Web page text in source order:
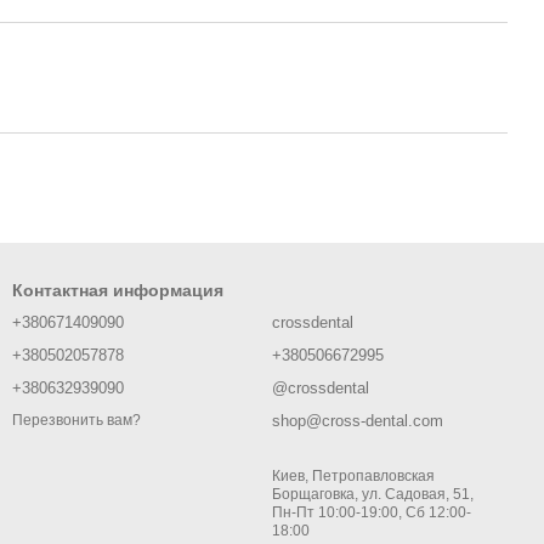
Контактная информация
+380671409090
+380502057878
+380632939090
Перезвонить вам?
crossdental
+380506672995
@crossdental
shop@cross-dental.com
Киев, Петропавловская
Борщаговка, ул. Садовая, 51,
Пн-Пт 10:00-19:00, Сб 12:00-
18:00